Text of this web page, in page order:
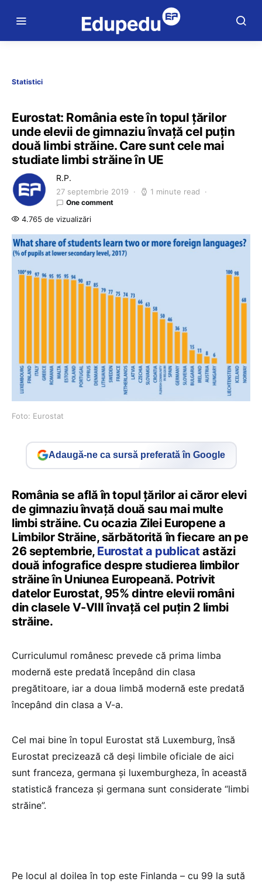
Statistici
Eurostat: România este în topul țărilor
unde elevii de gimnaziu învață cel puțin
două limbi străine. Care sunt cele mai
studiate limbi străine în UE
R.P.
27 septembrie 2019 1 minute read
One comment
4.765 de vizualizări
Foto: Eurostat
Adaugă-ne ca sursă preferată în Google
România se află în topul țărilor ai căror elevi
de gimnaziu învață două sau mai multe
limbi străine. Cu ocazia Zilei Europene a
Limbilor Străine, sărbătorită în fiecare an pe
26 septembrie, Eurostat a publicat astăzi
două infografice despre studierea limbilor
străine în Uniunea Europeană. Potrivit
datelor Eurostat, 95% dintre elevii români
din clasele V-VIII învață cel puțin 2 limbi
străine.
Curriculumul românesc prevede că prima limba
modernă este predată începând din clasa
pregătitoare, iar a doua limbă modernă este predată
începând din clasa a V-a.
Cel mai bine în topul Eurostat stă Luxemburg, însă
Eurostat precizează că deși limbile oficiale de aici
sunt franceza, germana și luxemburgheza, în această
statistică franceza și germana sunt considerate “limbi
străine”.
Pe locul al doilea în top este Finlanda – cu 99 la sută